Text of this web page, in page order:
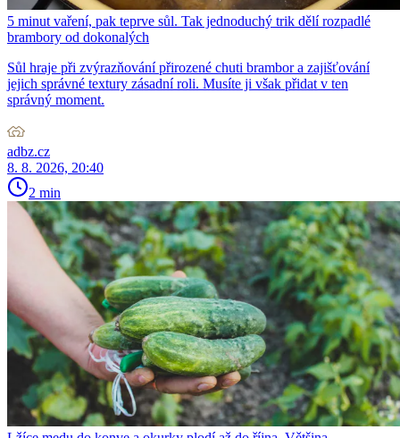
5 minut vaření, pak teprve sůl. Tak jednoduchý trik dělí rozpadlé
brambory od dokonalých
Sůl hraje při zvýrazňování přirozené chuti brambor a zajišťování
jejich správné textury zásadní roli. Musíte ji však přidat v ten
správný moment.
adbz.cz
8. 8. 2026, 20:40
2 min